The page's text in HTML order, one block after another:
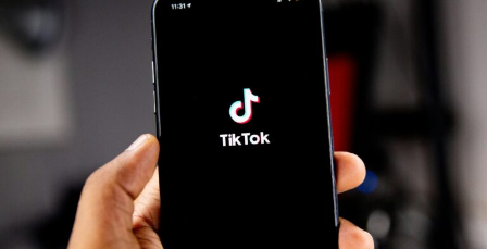
avec ses dix programmes prédéfinis adaptés à divers
ingrédients tels que poulet,steak,poisson ou légumes
ainsi que des options pour bacon et desserts comme les
pizzas ,cet appareil répond aux besoins variés des
familles modernes. De plus, Moulinex met à disposition
un livre numérique rempli de recettes accessible via QR
Code afin que vous puissiez facilement trouver
l’inspiration culinaire lorsque nécessaire.